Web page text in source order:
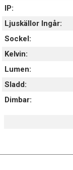
IP:
Ljuskällor Ingår:
Sockel:
Kelvin:
Lumen:
Sladd:
Dimbar: